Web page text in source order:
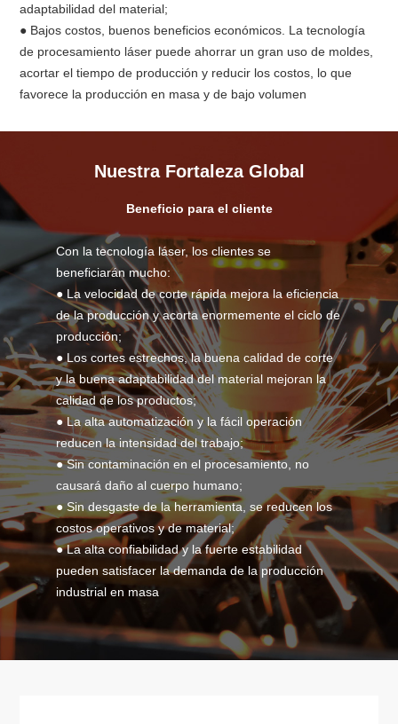
adaptabilidad del material;
● Bajos costos, buenos beneficios económicos. La tecnología
de procesamiento láser puede ahorrar un gran uso de moldes,
acortar el tiempo de producción y reducir los costos, lo que
favorece la producción en masa y de bajo volumen
Nuestra Fortaleza Global
Beneficio para el cliente
Con la tecnología láser, los clientes se
beneficiarán mucho:
● La velocidad de corte rápida mejora la eficiencia
de la producción y acorta enormemente el ciclo de
producción;
● Los cortes estrechos, la buena calidad de corte
y la buena adaptabilidad del material mejoran la
calidad de los productos;
● La alta automatización y la fácil operación
reducen la intensidad del trabajo;
● Sin contaminación en el procesamiento, no
causará daño al cuerpo humano;
● Sin desgaste de la herramienta, se reducen los
costos operativos y de material;
● La alta confiabilidad y la fuerte estabilidad
pueden satisfacer la demanda de la producción
industrial en masa